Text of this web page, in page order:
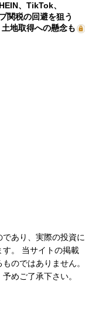
、TikTok、
関税の回避を狙う
地取得への懸念も
あり、実際の投資に
。 当サイトの掲載
のではありません。
めご了承下さい。